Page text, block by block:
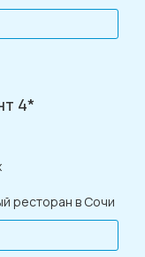
4*
ресторан в Сочи